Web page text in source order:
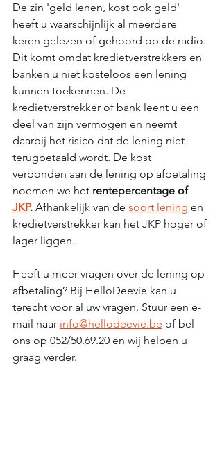
De zin 'geld lenen, kost ook geld'
heeft u waarschijnlijk al meerdere
keren gelezen of gehoord op de radio.
Dit komt omdat kredietverstrekkers en
banken u niet kosteloos een lening
kunnen toekennen. De
kredietverstrekker of bank leent u een
deel van zijn vermogen en neemt
daarbij het risico dat de lening niet
terugbetaald wordt. De kost
verbonden aan de lening op afbetaling
noemen we het rentepercentage of
JKP. Afhankelijk van de soort lening en
kredietverstrekker kan het JKP hoger of
lager liggen.
Heeft u meer vragen over de lening op
afbetaling? Bij HelloDeevie kan u
terecht voor al uw vragen. Stuur een e-
mail naar info@hellodeevie.be of bel
ons op 052/50.69.20 en wij helpen u
graag verder.